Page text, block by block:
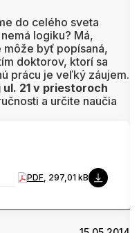
do celého sveta
logiku? Má,
byť popísaná,
doktorov, ktorí sa
prácu je veľký záujem.
ul. 21 v priestoroch
a určite naučia
PDF, 297,01 kB